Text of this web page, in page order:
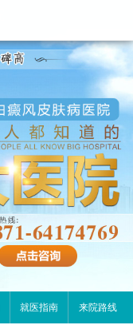
就医指南 来院路线